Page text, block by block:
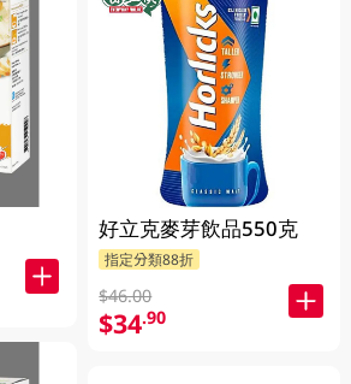
好立克麥芽飲品550克
指定分類88折
$46.00
$34.90